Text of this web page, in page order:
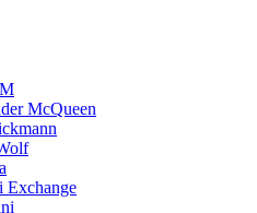
McQueen
Exchange